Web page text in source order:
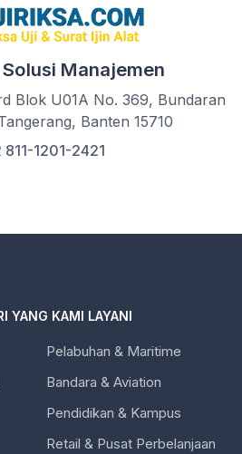
Manajemen
Blok U01A No. 369, Bundaran
Banten 15710
811-1201-2421
YANG KAMI LAYANI
Pelabuhan & Maritime
Bandara & Aviation
Pendidikan & Kampus
Retail & Pusat Perbelanjaan